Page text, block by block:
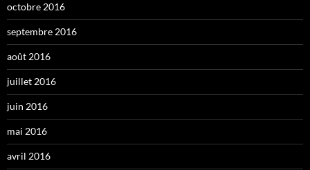
octobre 2016
septembre 2016
août 2016
juillet 2016
juin 2016
mai 2016
avril 2016